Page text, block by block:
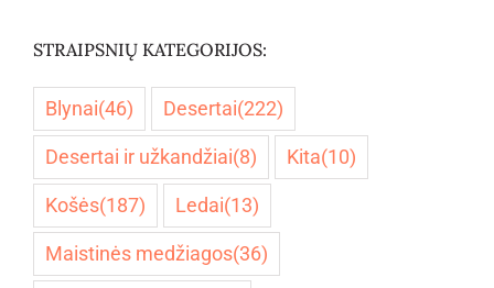
STRAIPSNIŲ KATEGORIJOS:
Blynai(46) Desertai(222)
Desertai ir užkandžiai(8) Kita(10)
Košės(187) Ledai(13)
Maistinės medžiagos(36)